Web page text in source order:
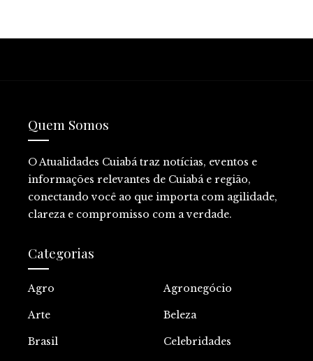
Quem Somos
O Atualidades Cuiabá traz notícias, eventos e
informações relevantes de Cuiabá e região,
conectando você ao que importa com agilidade,
clareza e compromisso com a verdade.
Categorias
Agro Agronegócio
Arte Beleza
Brasil Celebridades